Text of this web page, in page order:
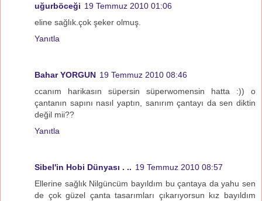
uğurböceği 19 Temmuz 2010 01:06
eline sağlık.çok şeker olmuş.
Yanıtla
Bahar YORGUN 19 Temmuz 2010 08:46
ccanım harikasın süpersin süperwomensin hatta :)) o
çantanın sapını nasıl yaptın, sanırım çantayı da sen diktin
değil mii??
Yanıtla
Sibel'in Hobi Dünyası . .. 19 Temmuz 2010 08:57
Ellerine sağlık Nilgüncüm bayıldım bu çantaya da yahu sen
de çok güzel çanta tasarımları çıkarıyorsun kız bayıldım